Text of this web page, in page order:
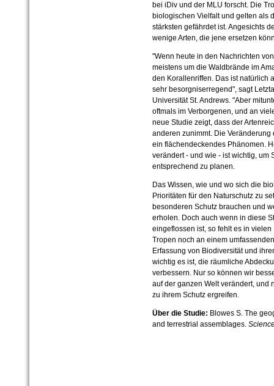
bei iDiv und der MLU forscht. Die
biologischen Vielfalt und gelten als
stärksten gefährdet ist. Angesichts
wenige Arten, die jene ersetzen
"Wenn heute in den Nachrichten
meistens um die Waldbrände im
den Korallenriffen. Das ist natürlich
sehr besorgniserregend", sagt
Universität St. Andrews. "Aber
oftmals im Verborgenen, und an
neue Studie zeigt, dass der
anderen zunimmt. Die
ein flächendeckendes Phänomen.
verändert - und wie - ist wichtig, um
entsprechend zu planen.
Das Wissen, wie und wo sich die
Prioritäten für den Naturschutz zu
besonderen Schutz brauchen und
erholen. Doch auch wenn in diese
eingeflossen ist, so fehlt es in
Tropen noch an einem
Erfassung von Biodiversität und
wichtig es ist, die räumliche
verbessern. Nur so können wir
auf der ganzen Welt verändert, und
zu ihrem Schutz ergreifen.
Über die Studie: Blowes S. The
and terrestrial assemblages.